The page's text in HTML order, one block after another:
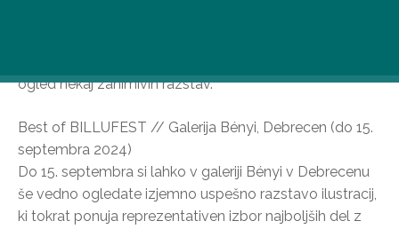
ogled nekaj zanimivih razstav.
Best of BILLUFEST // Galerija Bényi, Debrecen (do 15.
septembra 2024)
Do 15. septembra si lahko v galeriji Bényi v Debrecenu
še vedno ogledate izjemno uspešno razstavo ilustracij,
ki tokrat ponuja reprezentativen izbor najboljših del z